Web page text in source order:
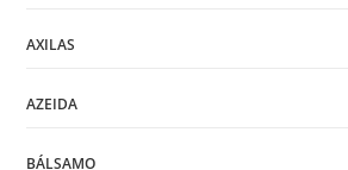
AXILAS
AZEIDA
BÁLSAMO